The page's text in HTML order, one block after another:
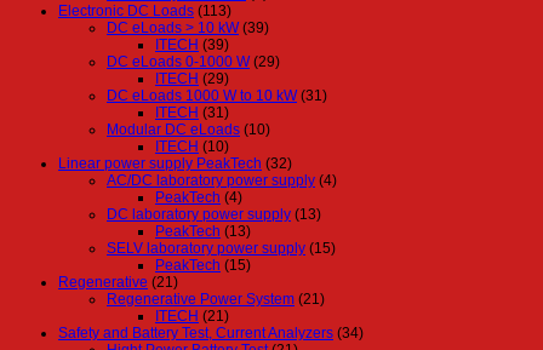
Electronic DC Loads (113)
DC eLoads > 10 kW (39)
ITECH (39)
DC eLoads 0-1000 W (29)
ITECH (29)
DC eLoads 1000 W to 10 kW (31)
ITECH (31)
Modular DC eLoads (10)
ITECH (10)
Linear power supply PeakTech (32)
AC/DC laboratory power supply (4)
PeakTech (4)
DC laboratory power supply (13)
PeakTech (13)
SELV laboratory power supply (15)
PeakTech (15)
Regenerative (21)
Regenerative Power System (21)
ITECH (21)
Safety and Battery Test, Current Analyzers (34)